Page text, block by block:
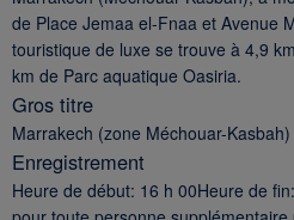
de Place Jemaa el-Fnaa et Avenue
touristique de luxe se trouve à 4,9
km de Parc aquatique Oasiria.
Gros titre
Marrakech (zone Méchouar-Kasbah)
Enregistrement
Heure de début: 16 h 00Heure de